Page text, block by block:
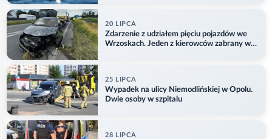
20 LIPCA
Zdarzenie z udziałem pięciu pojazdów we
Wrzoskach. Jeden z kierowców zabrany w
25 LIPCA
Wypadek na ulicy Niemodlińskiej w Opolu.
Dwie osoby w szpitalu
28 LIPCA